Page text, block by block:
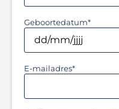
Geboortedatum*
E-mailadres*